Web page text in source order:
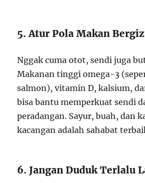
5. Atur Pola Makan
Nggak cuma otot, sendi juga
Makanan tinggi omega-3
salmon), vitamin D, kalsium,
bisa bantu memperkuat sendi
peradangan. Sayur, buah, dan
kacangan adalah sahabat
6. Jangan Duduk Terlalu